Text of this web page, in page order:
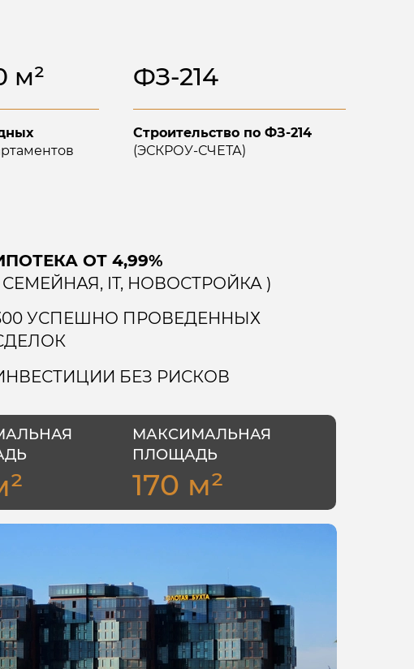
м² ФЗ-214
Строительство по ФЗ-214
(ЭСКРОУ-СЧЕТА)
ОТ 4,99%
СЕМЕЙНАЯ, IT, НОВОСТРОЙКА )
УСПЕШНО ПРОВЕДЕННЫХ
БЕЗ РИСКОВ
МАКСИМАЛЬНАЯ
ПЛОЩАДЬ
170 м²